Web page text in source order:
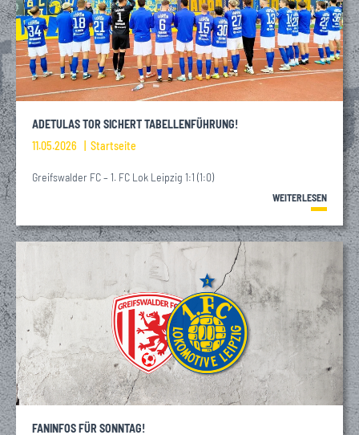
ADETULAS TOR SICHERT TABELLENFÜHRUNG!
11.05.2026
Startseite
Greifswalder FC – 1. FC Lok Leipzig 1:1 (1:0)
WEITERLESEN
FANINFOS FÜR SONNTAG!